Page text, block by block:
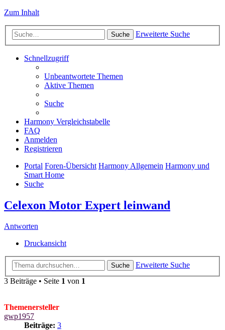
Zum Inhalt
Suche Erweiterte Suche
Schnellzugriff
Unbeantwortete Themen
Aktive Themen
Suche
Harmony Vergleichstabelle
FAQ
Anmelden
Registrieren
Portal Foren-Übersicht Harmony Allgemein Harmony und
Smart Home
Suche
Celexon Motor Expert leinwand
Antworten
Druckansicht
Suche
Erweiterte Suche
3 Beiträge • Seite 1 von 1
Themenersteller
gwp1957
Beiträge: 3